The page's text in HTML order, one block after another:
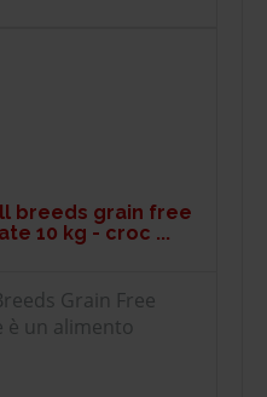
breeds grain free
10 kg - croc ...
Grain Free
è un alimento